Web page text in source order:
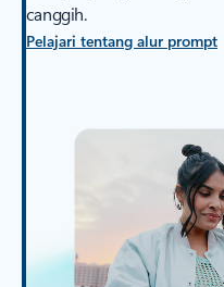
canggih.
Pelajari tentang alur prompt